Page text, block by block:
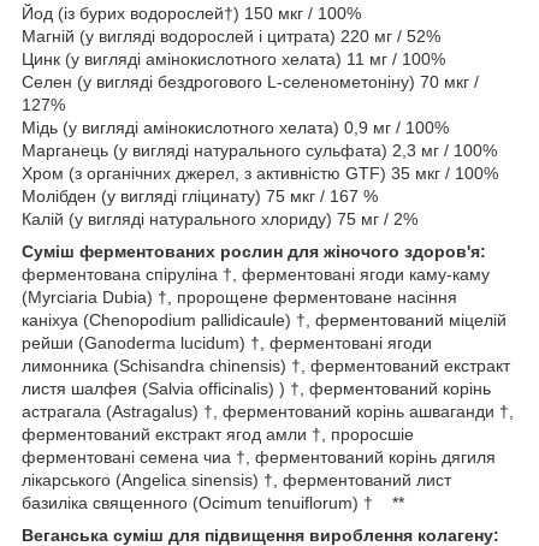
Йод (із бурих водорослей†) 150 мкг / 100%
Магній (у вигляді водорослей і цитрата) 220 мг / 52%
Цинк (у вигляді амінокислотного хелата) 11 мг / 100%
Селен (у вигляді бездрогового L-селенометоніну) 70 мкг /
127%
Мідь (у вигляді амінокислотного хелата) 0,9 мг / 100%
Марганець (у вигляді натурального сульфата) 2,3 мг / 100%
Хром (з органічних джерел, з активністю GTF) 35 мкг / 100%
Молібден (у вигляді гліцинату) 75 мкг / 167 %
Калій (у вигляді натурального хлориду) 75 мг / 2%
Суміш ферментованих рослин для жіночого здоров'я:
ферментована спіруліна †, ферментовані ягоди каму-каму
(Myrciaria Dubia) †, пророщене ферментоване насіння
каніхуа (Chenopodium pallidicaule) †, ферментований міцелій
рейши (Ganoderma lucidum) †, ферментовані ягоди
лимонника (Schisandra chinensis) †, ферментований екстракт
листя шалфея (Salvia officinalis) ) †, ферментований корінь
астрагала (Astragalus) †, ферментований корінь ашваганди †,
ферментований екстракт ягод амли †, проросшіе
ферментовані семена чиа †, ферментований корінь дягиля
лікарського (Angelica sinensis) †, ферментований лист
базиліка священного (Ocimum tenuiflorum) † **
Веганська суміш для підвищення вироблення колагену: